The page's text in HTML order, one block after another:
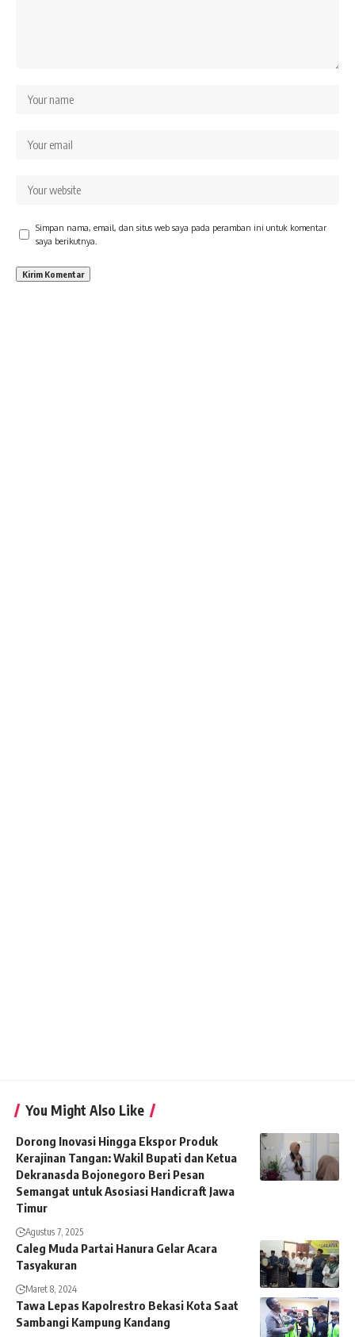
Simpan nama, email, dan situs web saya pada peramban ini untuk komentar
saya berikutnya.
You Might Also Like
Dorong Inovasi Hingga Ekspor Produk
Kerajinan Tangan: Wakil Bupati dan Ketua
Dekranasda Bojonegoro Beri Pesan
Semangat untuk Asosiasi Handicraft Jawa
Timur
Agustus 7, 2025
Caleg Muda Partai Hanura Gelar Acara
Tasyakuran
Maret 8, 2024
Tawa Lepas Kapolrestro Bekasi Kota Saat
Sambangi Kampung Kandang